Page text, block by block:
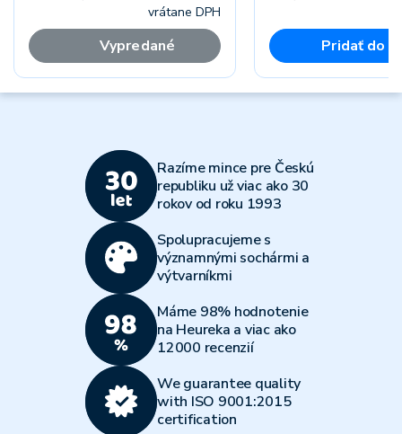
vrátane DPH
Vypredané Pridať do
Razíme mince pre Českú
republiku už viac ako 30
rokov od roku 1993
Spolupracujeme s
významnými sochármi a
výtvarníkmi
Máme 98% hodnotenie
na Heureka a viac ako
12000 recenzií
We guarantee quality
with ISO 9001:2015
certification